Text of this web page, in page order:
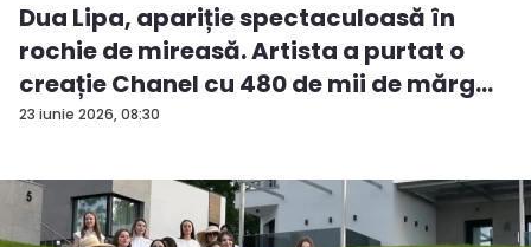
23 iunie 2026, 08:30
Dua Lipa, apariție spectaculoasă în
rochie de mireasă. Artista a purtat o
creație Chanel cu 480 de mii de mărg...